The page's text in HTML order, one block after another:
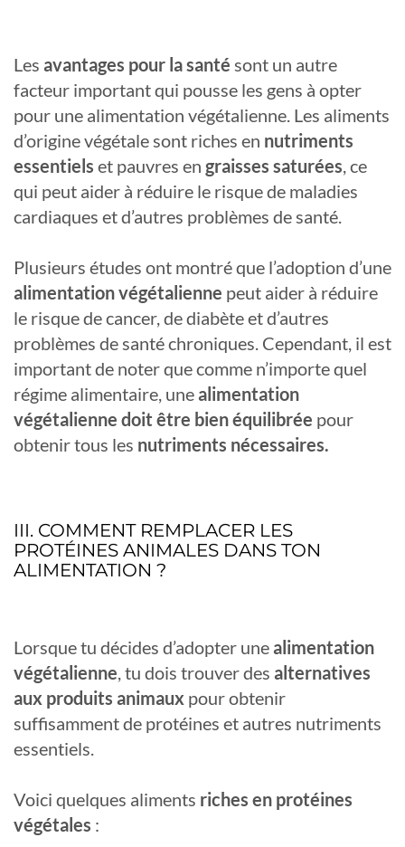
Les avantages pour la santé sont un autre
facteur important qui pousse les gens à opter
pour une alimentation végétalienne. Les aliments
d’origine végétale sont riches en nutriments
essentiels et pauvres en graisses saturées, ce
qui peut aider à réduire le risque de maladies
cardiaques et d’autres problèmes de santé.
Plusieurs études ont montré que l’adoption d’une
alimentation végétalienne peut aider à réduire
le risque de cancer, de diabète et d’autres
problèmes de santé chroniques. Cependant, il est
important de noter que comme n’importe quel
régime alimentaire, une alimentation
végétalienne doit être bien équilibrée pour
obtenir tous les nutriments nécessaires.
III. COMMENT REMPLACER LES
PROTÉINES ANIMALES DANS TON
ALIMENTATION ?
Lorsque tu décides d’adopter une alimentation
végétalienne, tu dois trouver des alternatives
aux produits animaux pour obtenir
suffisamment de protéines et autres nutriments
essentiels.
Voici quelques aliments riches en protéines
végétales :